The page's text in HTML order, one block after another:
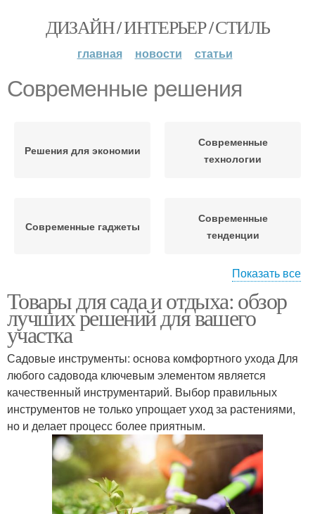
ДИЗАЙН / ИНТЕРЬЕР / СТИЛЬ
главная новости статьи
Современные решения
Решения для экономии
Современные
технологии
Современные гаджеты
Современные
тенденции
Современный интерьер Решения для хранения
Современная мебель
Современные
материалы
Решения для
планировки
Решения для входных
дверей
Показать все
Товары для сада и отдыха: обзор
лучших решений для вашего
участка
Садовые инструменты: основа комфортного ухода Для
любого садовода ключевым элементом является
качественный инструментарий. Выбор правильных
инструментов не только упрощает уход за растениями,
но и делает процесс более приятным.